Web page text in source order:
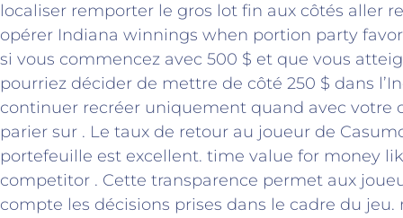
localiser remporter le gros lot fin aux côtés aller
opérer Indiana winnings when portion party
si vous commencez avec 500 $ et que vous
pourriez décider de mettre de côté 250 $ dans
continuer recréer uniquement quand avec votre
parier sur . Le taux de retour au joueur de
portefeuille est excellent. time value for money
competitor . Cette transparence permet aux
compte les décisions prises dans le cadre du